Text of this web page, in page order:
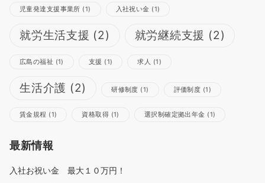
児童発達支援事業所 (1) 入社祝い金 (1)
就労生活支援 (2) 就労継続支援 (2)
広島の福祉 (1) 支援 (1) 求人 (1)
生活介護 (2) 研修制度 (1) 評価制度 (1)
賃金規程 (1) 資格取得 (1) 選択制確定拠出年金 (1)
最新情報
入社お祝い金 最大１０万円！